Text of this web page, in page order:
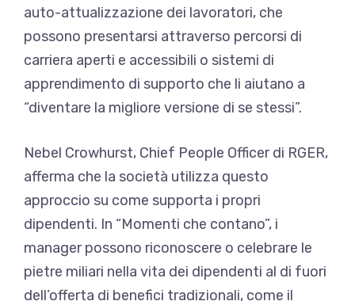
auto-attualizzazione dei lavoratori, che
possono presentarsi attraverso percorsi di
carriera aperti e accessibili o sistemi di
apprendimento di supporto che li aiutano a
“diventare la migliore versione di se stessi”.
Nebel Crowhurst, Chief People Officer di RGER,
afferma che la società utilizza questo
approccio su come supporta i propri
dipendenti. In “Momenti che contano”, i
manager possono riconoscere o celebrare le
pietre miliari nella vita dei dipendenti al di fuori
dell’offerta di benefici tradizionali, come il